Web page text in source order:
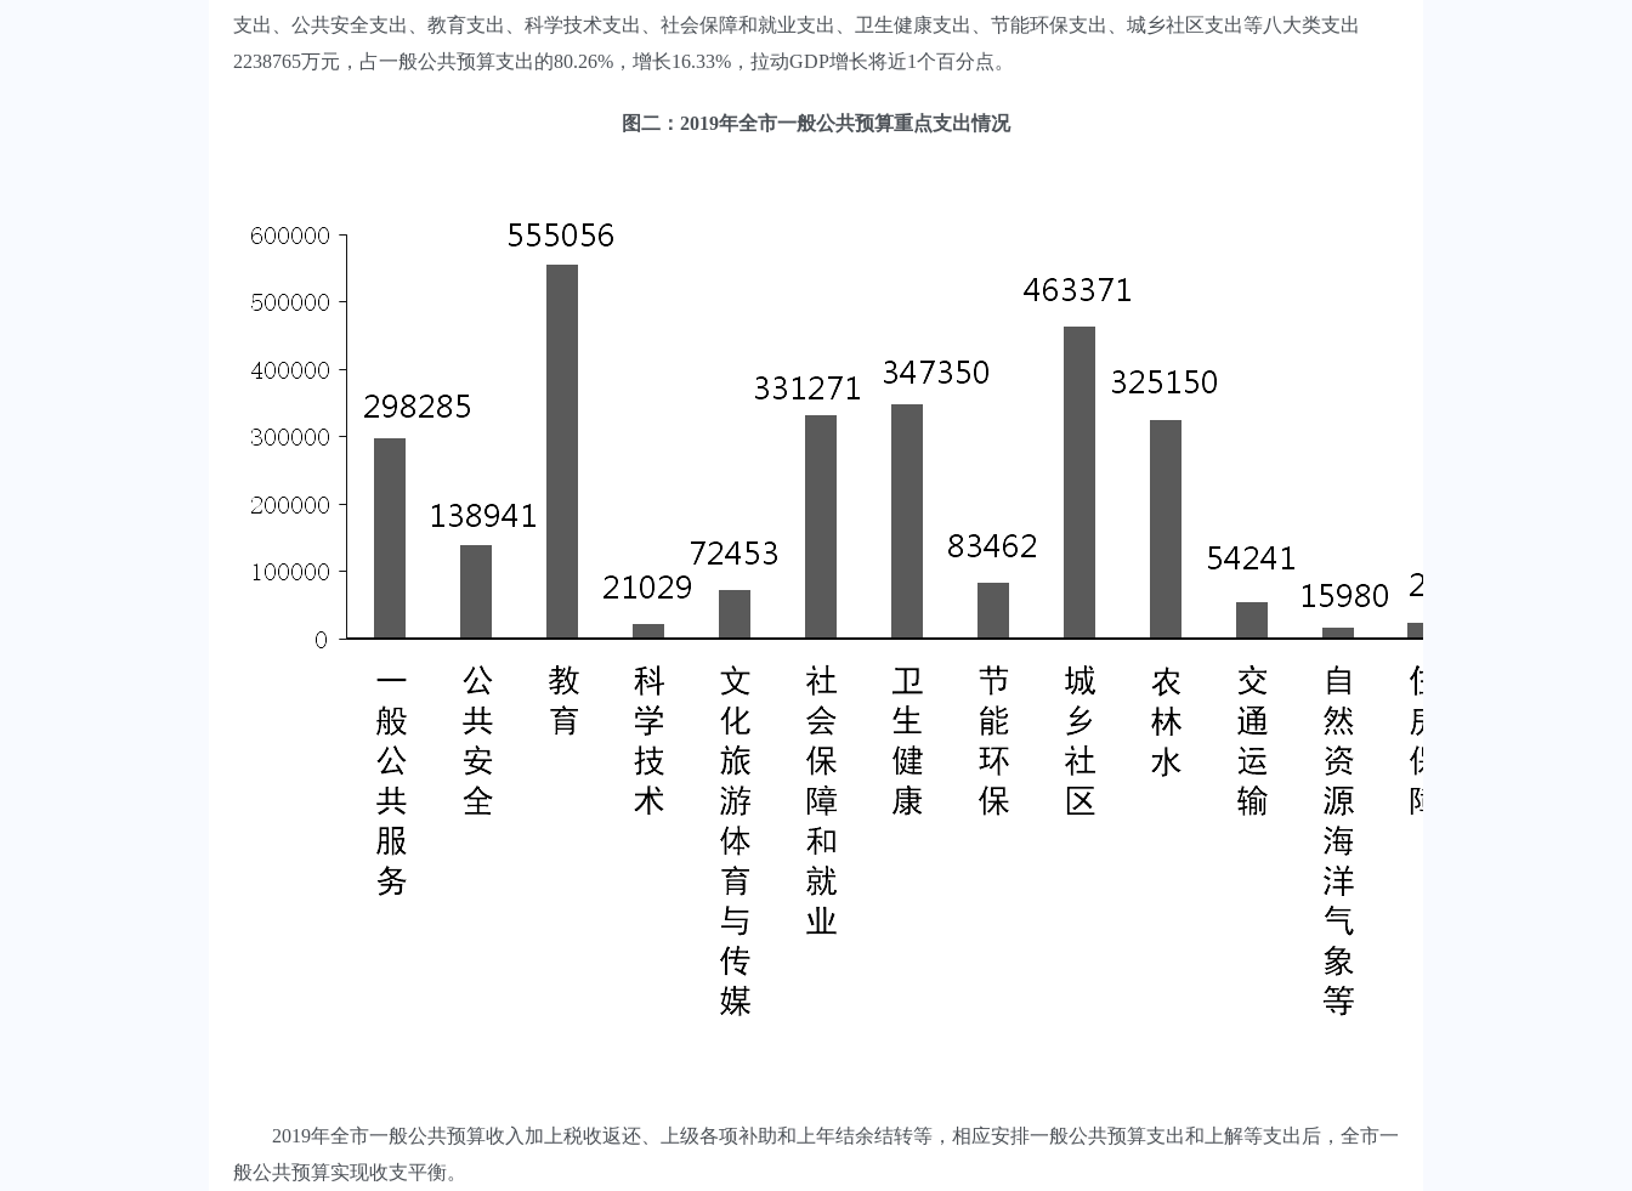
支出、公共安全支出、教育支出、科学技术支出、社会保障和就业支出、卫生健康支出、节能环保支出、城乡社区支出等八大类支出
2238765万元，占一般公共预算支出的80.26%，增长16.33%，拉动GDP增长将近1个百分点。
图二：2019年全市一般公共预算重点支出情况
2019年全市一般公共预算收入加上税收返还、上级各项补助和上年结余结转等，相应安排一般公共预算支出和上解等支出后，全市一
般公共预算实现收支平衡。